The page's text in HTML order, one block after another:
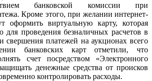
банковской комиссии при
Кроме этого, при желании интернет-
оформить виртуальную карту, которая
для проведения безналичных расчетов в
свершения платежей на аукционах всего
банковских карт отметили, что
счет посредством «Электронного
денежные средства от происков
контролировать расходы.